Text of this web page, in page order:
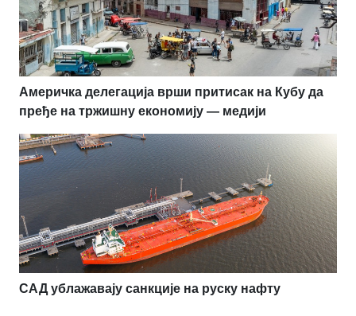
Америчка делегација врши притисак на Кубу да
пређе на тржишну економију — медији
САД ублажавају санкције на руску нафту